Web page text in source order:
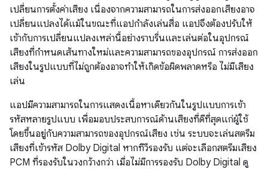
เปลี่ยนการตั้งค่าเสียง เนื่องจากความสามารถในการส่งออกเสียงอาจ
เปลี่ยนแปลงได้แม้ในขณะที่แอปกำลังเล่นสื่อ แอปจึงต้องปรับให้
เข้ากับการเปลี่ยนแปลงเหล่านี้อย่างราบรื่นและเล่นต่อในอุปกรณ์
เสียงที่กำหนดเส้นทางใหม่และความสามารถของอุปกรณ์ การส่งออก
เสียงในรูปแบบที่ไม่ถูกต้องอาจทำให้เกิดข้อผิดพลาดหรือ ไม่มีเสียง
เล่น
แอปมีความสามารถในการแสดงเนื้อหาเดียวกันในรูปแบบการเข้า
รหัสหลายรูปแบบ เพื่อมอบประสบการณ์ด้านเสียงที่ดีที่สุดแก่ผู้ใช้
โดยขึ้นอยู่กับความสามารถของอุปกรณ์เสียง เช่น ระบบจะเล่นสตรีม
เสียงที่เข้ารหัส Dolby Digital หากทีวีรองรับ แต่จะเลือกสตรีมเสียง
PCM ที่รองรับในวงกว้างกว่า เมื่อไม่มีการรองรับ Dolby Digital ดู